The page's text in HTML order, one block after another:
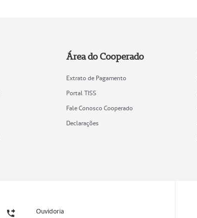
Área do Cooperado
Extrato de Pagamento
Portal TISS
Fale Conosco Cooperado
Declarações
Ouvidoria